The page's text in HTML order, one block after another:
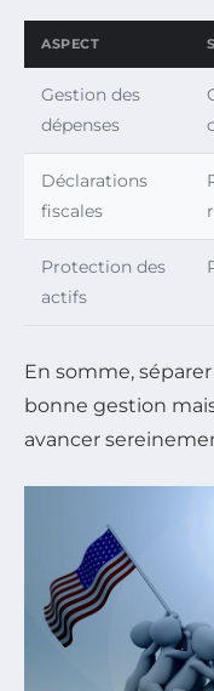
ASPECT
Gestion des
dépenses
Déclarations
fiscales
Protection des
actifs
En somme,
bonne gestion
avancer